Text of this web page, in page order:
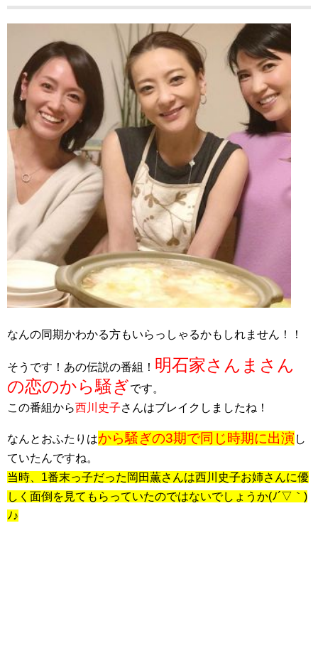
なんの同期かわかる方もいらっしゃるかもしれません！！
そうです！あの伝説の番組！ 明石家さんまさん
の恋のから騒ぎです。
この番組から西川史子さんはブレイクしましたね！
なんとおふたりはから騒ぎの3期で同じ時期に出演 し
ていたんですね。
当時、1番末っ子だった岡田薫さんは西川史子お姉さんに優
しく面倒を見てもらっていたのではないでしょうか(ﾉ´▽｀)
ﾉ♪